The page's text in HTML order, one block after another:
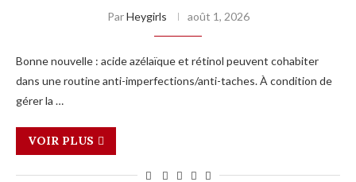
ParHeygirls août 1, 2026
Bonne nouvelle : acide azélaïque et rétinol peuvent cohabiter
dans une routine anti-imperfections/anti-taches. À condition de
gérer la …
VOIR PLUS